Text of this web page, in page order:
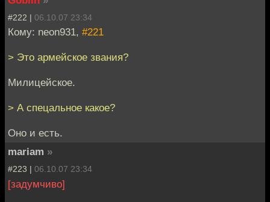
#222 | 06.10.07 23:34
Кому: neon931, #221
> Это армейское звания?
Милицейское.
> А спецальное какое?
Оно и есть.
mariam »
#223 | 06.10.07 23:34
[задумчиво]